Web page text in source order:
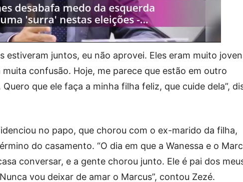
estiveram juntos, eu não aprovei. Eles eram muito
confusão. Hoje, me parece que estão em outro
que ele faça a minha filha feliz, que cuide dela”,
no papo, que chorou com o ex-marido da filha,
do casamento. “O dia em que a Wanessa e o
conversar, e a gente chorou junto. Ele é pai dos
vou deixar de amar o Marcus”, contou Zezé.